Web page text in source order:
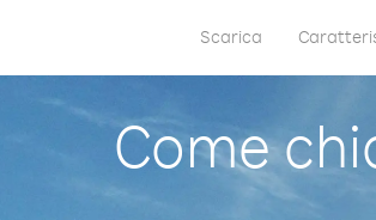
Scarica
Come